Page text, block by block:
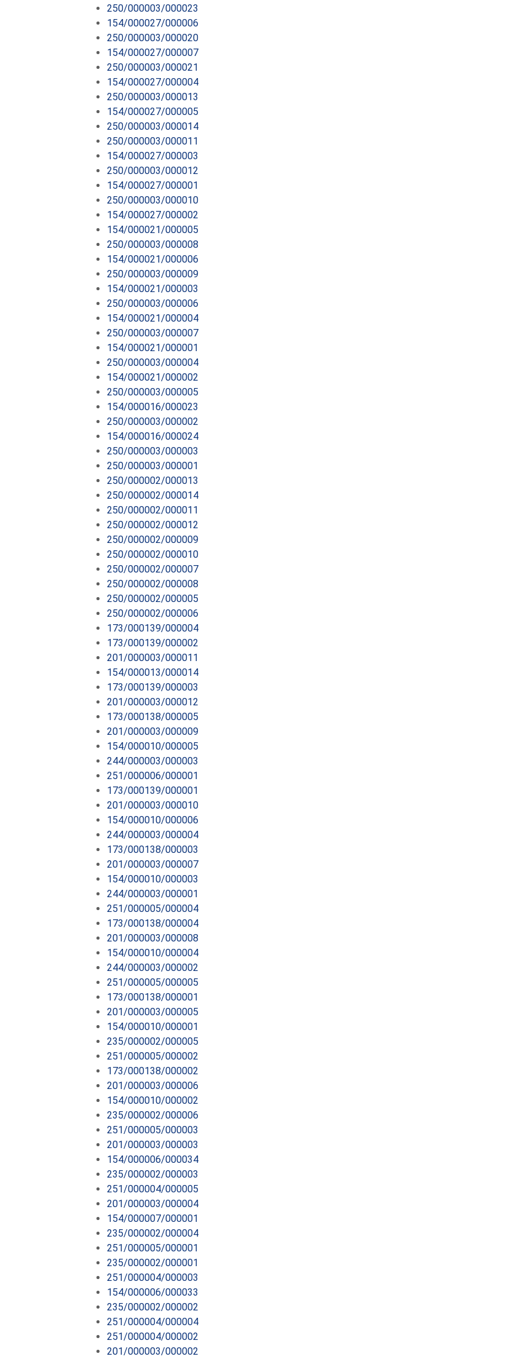
250/000003/000023
154/000027/000006
250/000003/000020
154/000027/000007
250/000003/000021
154/000027/000004
250/000003/000013
154/000027/000005
250/000003/000014
250/000003/000011
154/000027/000003
250/000003/000012
154/000027/000001
250/000003/000010
154/000027/000002
154/000021/000005
250/000003/000008
154/000021/000006
250/000003/000009
154/000021/000003
250/000003/000006
154/000021/000004
250/000003/000007
154/000021/000001
250/000003/000004
154/000021/000002
250/000003/000005
154/000016/000023
250/000003/000002
154/000016/000024
250/000003/000003
250/000003/000001
250/000002/000013
250/000002/000014
250/000002/000011
250/000002/000012
250/000002/000009
250/000002/000010
250/000002/000007
250/000002/000008
250/000002/000005
250/000002/000006
173/000139/000004
173/000139/000002
201/000003/000011
154/000013/000014
173/000139/000003
201/000003/000012
173/000138/000005
201/000003/000009
154/000010/000005
244/000003/000003
251/000006/000001
173/000139/000001
201/000003/000010
154/000010/000006
244/000003/000004
173/000138/000003
201/000003/000007
154/000010/000003
244/000003/000001
251/000005/000004
173/000138/000004
201/000003/000008
154/000010/000004
244/000003/000002
251/000005/000005
173/000138/000001
201/000003/000005
154/000010/000001
235/000002/000005
251/000005/000002
173/000138/000002
201/000003/000006
154/000010/000002
235/000002/000006
251/000005/000003
201/000003/000003
154/000006/000034
235/000002/000003
251/000004/000005
201/000003/000004
154/000007/000001
235/000002/000004
251/000005/000001
235/000002/000001
251/000004/000003
154/000006/000033
235/000002/000002
251/000004/000004
251/000004/000002
201/000003/000002